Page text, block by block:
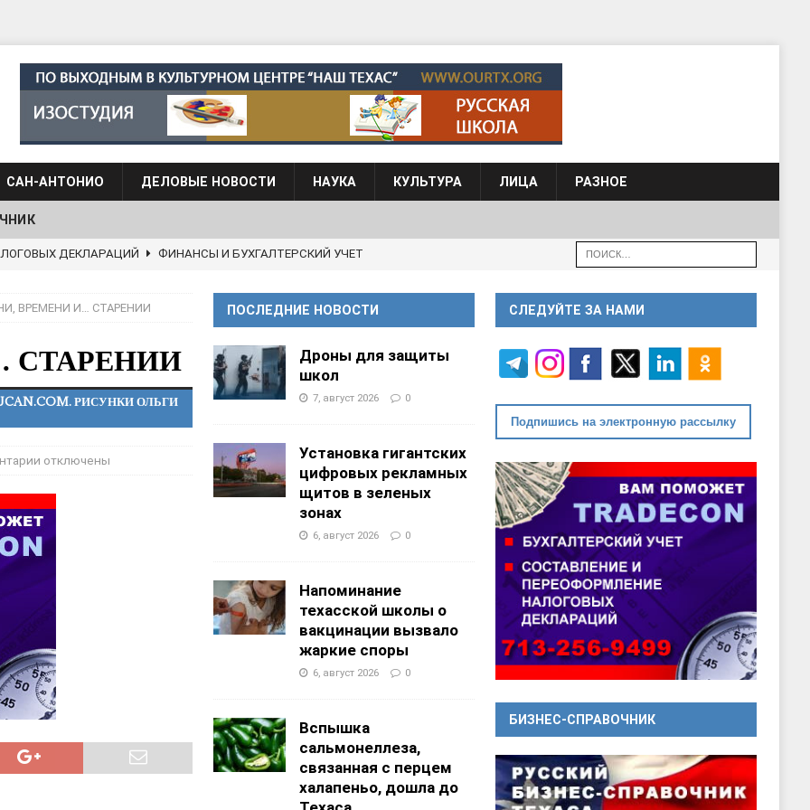
САН-АНТОНИО ДЕЛОВЫЕ НОВОСТИ НАУКА КУЛЬТУРА ЛИЦА РАЗНОЕ
ДЕКЛАРАЦИЙ ФИНАНСЫ И БУХГАЛТЕРСКИЙ УЧЕТ
при культурном центре “Наш Техас” ШКОЛЫ И
СТУДИИ
ВРЕМЕНИ И… СТАРЕНИИ
СТАРЕНИИ
РИСУНКИ ОЛЬГИ
отключены
ПОСЛЕДНИЕ НОВОСТИ
Дроны для защиты
школ
7, август 2026 0
Установка гигантских
цифровых рекламных
щитов в зеленых
зонах
6, август 2026 0
Напоминание
техасской школы о
вакцинации вызвало
жаркие споры
6, август 2026 0
Вспышка
сальмонеллеза,
связанная с перцем
халапеньо, дошла до
СЛЕДУЙТЕ ЗА НАМИ
Подпишись на электронную рассылку
БИЗНЕС-СПРАВОЧНИК